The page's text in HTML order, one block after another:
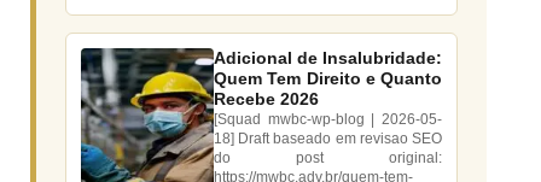
Adicional de Insalubridade:
Quem Tem Direito e Quanto
Recebe 2026
[Squad mwbc-wp-blog | 2026-05-
18] Draft baseado em revisao SEO
do post original:
https://mwbc.adv.br/quem-tem-